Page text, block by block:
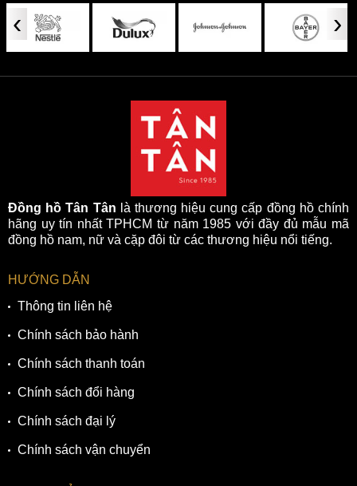
gian thường bị hạn chế vào buổi đêm hoặc những nơi thiếu
ánh sáng thì nay, tính năng dạ quang được ứng dụng trên
đồng hồ để cải thiện sự bất tiện đó. Lớp dạ quang được bao
nhận biết thời gian vừa mang vẻ đẹp rực rỡ trong bóng tối.
Hơn nữa, trên chiếc Citizen BI5104-57E xuất hiện thêm ô
thời gian thêm đa dạng hơn. Thay vì mở điện thoại xem
ngày một cách rườm rà mất thời gian thì giờ đây bạn chỉ cần
‹ ›
Đồng hồ Tân Tân là thương hiệu cung cấp đồng hồ chính
hãng uy tín nhất TPHCM từ năm 1985 với đầy đủ mẫu mã
đồng hồ nam, nữ và cặp đôi từ các thương hiệu nổi tiếng.
HƯỚNG DẪN
Thông tin liên hệ
Chính sách bảo hành
Chính sách thanh toán
Chính sách đổi hàng
Chính sách đại lý
Chính sách vận chuyển